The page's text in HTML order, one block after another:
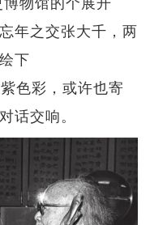
年之交张大千，两
下
色彩，或许也寄
话交响。